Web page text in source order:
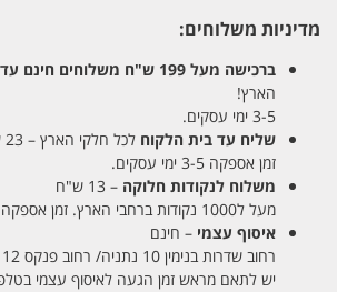
מדיניות משלוחים:
ברכישה מעל 199 ש"ח משלוחים חינם
הארץ!
3-5 ימי עסקים.
שליח עד בית הלקוח לכל חלקי הארץ – 23 ש"ח
זמן אספקה 3-5 ימי עסקים.
משלוח לנקודות חלוקה – 13 ש"ח
מעל ל1000 נקודות ברחבי הארץ. זמן אספקה 5-8 ימי עסקים.
איסוף עצמי – חינם
רחוב שדרות בנימין 10 נתניה/ רחוב פנקס 12 נתניה – לבחירתכם
יש לתאם מראש זמן הגעה לאיסוף עצמי בטלפון 09-